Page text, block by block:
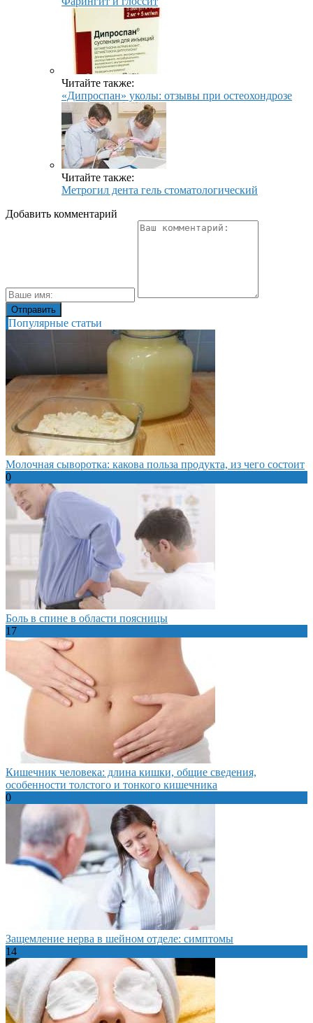
Читайте также:
«Дипроспан» уколы: отзывы при остеохондрозе
Читайте также:
Метрогил дента гель стоматологический
Добавить комментарий
Популярные статьи
Молочная сыворотка: какова польза продукта, из чего состоит
0
Боль в спине в области поясницы
17
Кишечник человека: длина кишки, общие сведения,
особенности толстого и тонкого кишечника
0
Защемление нерва в шейном отделе: симптомы
14